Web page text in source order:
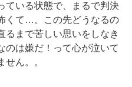
ている状態で、まるで判決
くて…。この先どうなるの
るまで苦しい思いをしなき
は嫌だ！って心が泣いて
ん。。